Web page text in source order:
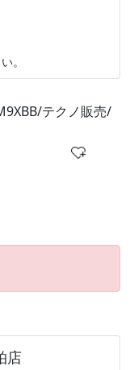
。
テクノ販売/
店